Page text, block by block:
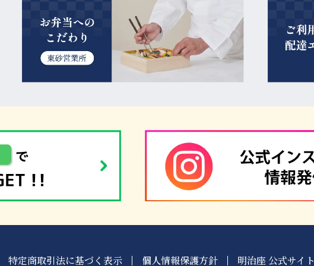
特定商取引法に基づく表示 個人情報保護方針 明治座 公式サイト